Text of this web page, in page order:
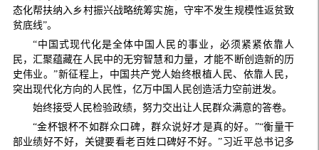
态化帮扶纳入乡村振兴战略统筹实施，守牢不发生规模性返贫致
贫底线”。
“中国式现代化是全体中国人民的事业，必须紧紧依靠人
民，汇聚蕴藏在人民中的无穷智慧和力量，才能不断创造新的历
史伟业。”新征程上，中国共产党人始终根植人民、依靠人民，
突出现代化方向的人民性，亿万中国人民创造活力空前迸发。
始终接受人民检验政绩，努力交出让人民群众满意的答卷。
“金杯银杯不如群众口碑，群众说好才是真的好。”“衡量干
部业绩好不好，关键要看老百姓口碑好不好。”习近平总书记多